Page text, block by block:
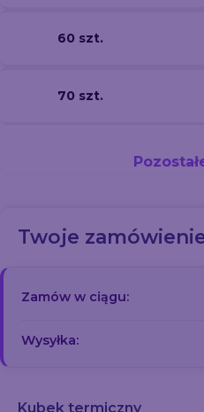
60 szt.
70 szt.
Twoje
Zamów w ciągu:
Wysyłka:
Kubek termiczny